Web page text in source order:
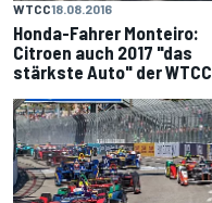
WTCC18.08.2016
Honda-Fahrer Monteiro:
Citroen auch 2017 "das
stärkste Auto" der WTCC